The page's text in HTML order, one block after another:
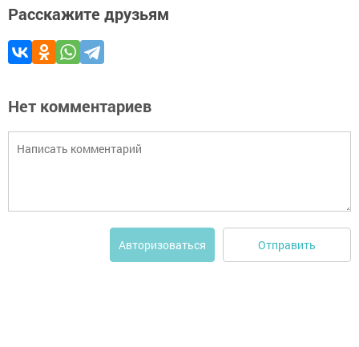
Расскажите друзьям
Нет комментариев
Авторизоваться Отправить